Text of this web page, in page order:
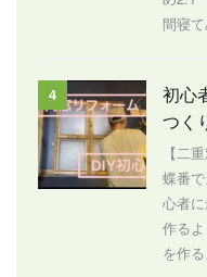
間寝
4
初心
つく
【二
蝶番
心者
作る
を作